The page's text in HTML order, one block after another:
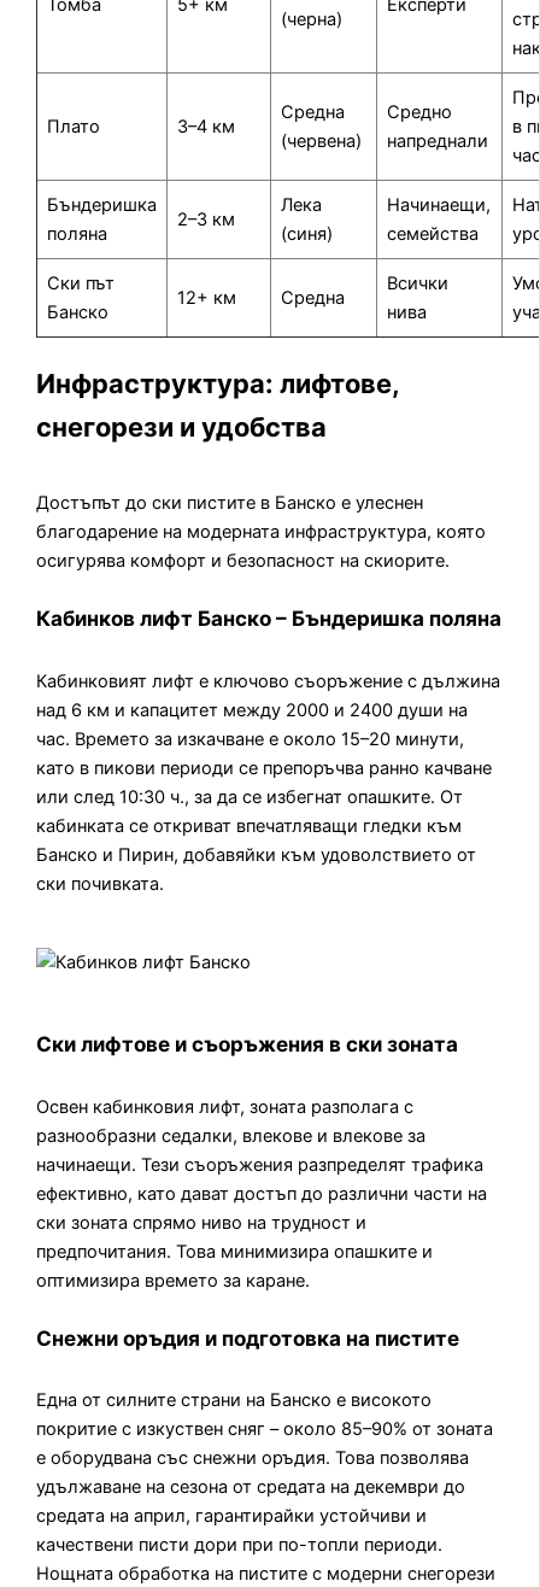
Томба 5+ км
(черна)
Експерти
Плато 3–4 км
Средна
(червена)
Средно
напреднали
в
Бъндеришка
поляна
2–3 км
Лека
(синя)
Начинаещи,
семейства
Ски път
Банско
12+ км Средна
Всички
нива
Инфраструктура: лифтове,
снегорези и удобства
Достъпът до ски пистите в Банско е улеснен
благодарение на модерната инфраструктура, която
осигурява комфорт и безопасност на скиорите.
Кабинков лифт Банско – Бъндеришка поляна
Кабинковият лифт е ключово съоръжение с дължина
над 6 км и капацитет между 2000 и 2400 души на
час. Времето за изкачване е около 15–20 минути,
като в пикови периоди се препоръчва ранно качване
или след 10:30 ч., за да се избегнат опашките. От
кабинката се откриват впечатляващи гледки към
Банско и Пирин, добавяйки към удоволствието от
ски почивката.
Ски лифтове и съоръжения в ски зоната
Освен кабинковия лифт, зоната разполага с
разнообразни седалки, влекове и влекове за
начинаещи. Тези съоръжения разпределят трафика
ефективно, като дават достъп до различни части на
ски зоната спрямо ниво на трудност и
предпочитания. Това минимизира опашките и
оптимизира времето за каране.
Снежни оръдия и подготовка на пистите
Една от силните страни на Банско е високото
покритие с изкуствен сняг – около 85–90% от зоната
е оборудвана със снежни оръдия. Това позволява
удължаване на сезона от средата на декември до
средата на април, гарантирайки устойчиви и
качествени писти дори при по-топли периоди.
Нощната обработка на пистите с модерни снегорези